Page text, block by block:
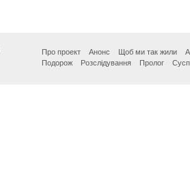
Про проект Анонс Щоб ми так жили
Подорож
Розслідування Пролог